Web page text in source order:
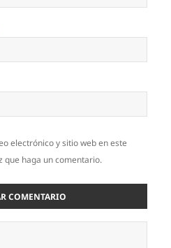
electrónico y sitio web en este
que haga un comentario.